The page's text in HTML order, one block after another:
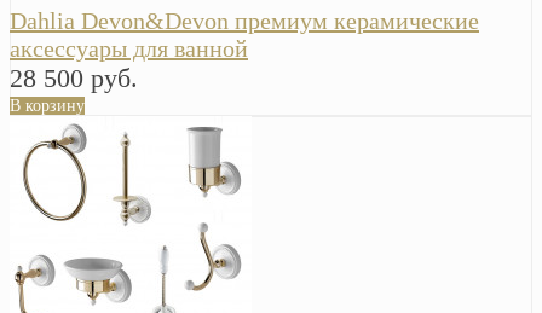
Dahlia Devon&Devon премиум керамические
аксессуары для ванной
28 500 руб.
В корзину